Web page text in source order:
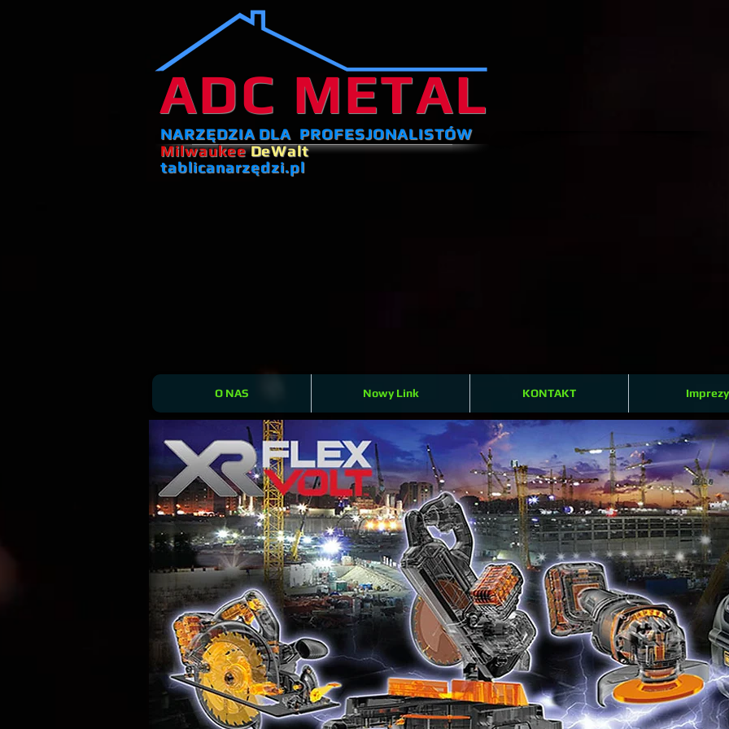
ADC METAL
NARZĘDZIA DLA PROFESJONALISTÓW
Milwaukee DeWalt
tablicanarzędzi.pl
O NAS Nowy Link KONTAKT Imprezy